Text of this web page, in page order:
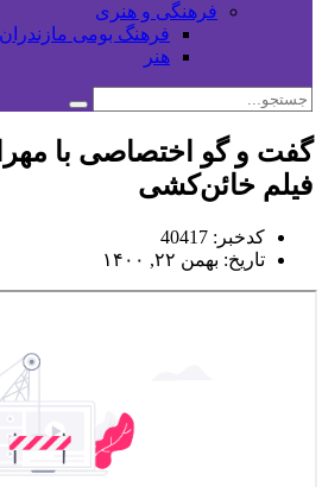
فرهنگی و هنری
فرهنگ بومی مازندران
هنر
گفت و گو اختصاصی با
فیلم خائن‌کشی
کدخبر: 40417
تاریخ: بهمن ۲۲, ۱۴۰۰